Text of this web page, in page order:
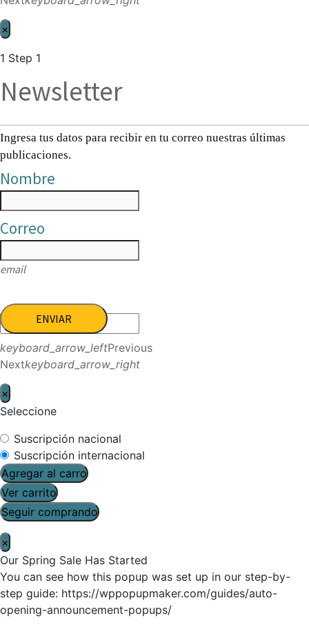
×
1 Step 1
Newsletter
Ingresa tus datos para recibir en tu correo nuestras últimas
publicaciones.
Nombre
Correo
email
ENVIAR
keyboard_arrow_leftPrevious
Nextkeyboard_arrow_right
×
Seleccione
Suscripción nacional
Suscripción internacional
Agregar al carro
Ver carrito
Seguir comprando
×
Our Spring Sale Has Started
You can see how this popup was set up in our step-by-
step guide: https://wppopupmaker.com/guides/auto-
opening-announcement-popups/